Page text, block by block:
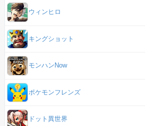
ウィンヒロ
キングショット
モンハンNow
ポケモンフレンズ
ドット異世界